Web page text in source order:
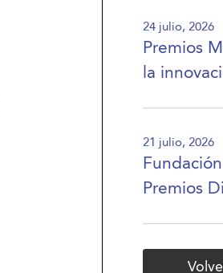
24 julio, 2026
Premios
la
21 julio, 2026
Premios